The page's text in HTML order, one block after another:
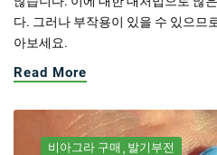
다. 그러나 부작용이 있을 수 있으므
아보세요.
Read More
비아그라 구매 발기부전